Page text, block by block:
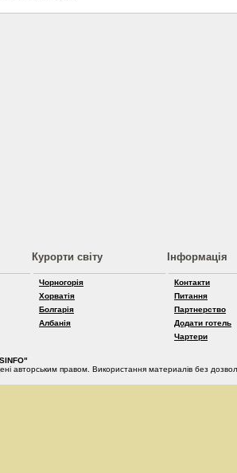
Курорти світу
Чорногорія
Хорватія
Болгарія
Албанія
Інформація
Контакти
Питання
Партнерство
Додати готель
Чартери
авторським правом. Використання материалів без